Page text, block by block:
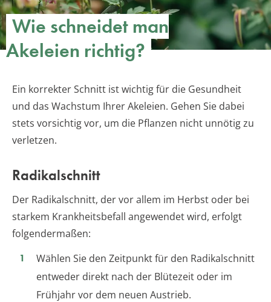
Wie schneidet man
Akeleien richtig?
Ein korrekter Schnitt ist wichtig für die Gesundheit
und das Wachstum Ihrer Akeleien. Gehen Sie dabei
stets vorsichtig vor, um die Pflanzen nicht unnötig zu
verletzen.
Radikalschnitt
Der Radikalschnitt, der vor allem im Herbst oder bei
starkem Krankheitsbefall angewendet wird, erfolgt
folgendermaßen:
Wählen Sie den Zeitpunkt für den Radikalschnitt
entweder direkt nach der Blütezeit oder im
Frühjahr vor dem neuen Austrieb.